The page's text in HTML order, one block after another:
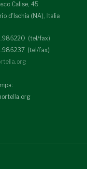
Calise, 45
d'Ischia (NA), Italia
(tel/fax)
(tel/fax)